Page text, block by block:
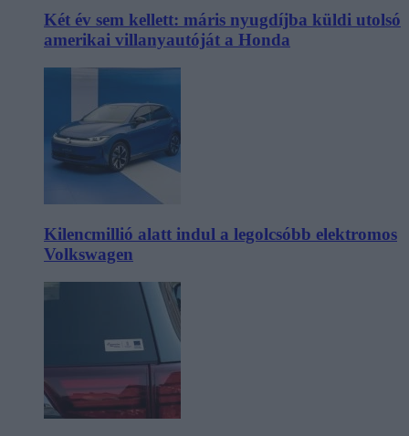
Két év sem kellett: máris nyugdíjba küldi utolsó
amerikai villanyautóját a Honda
Kilencmillió alatt indul a legolcsóbb elektromos
Volkswagen